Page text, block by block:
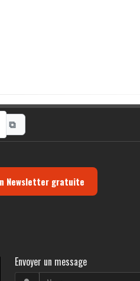
⧉
Newsletter gratuite
Envoyer un message